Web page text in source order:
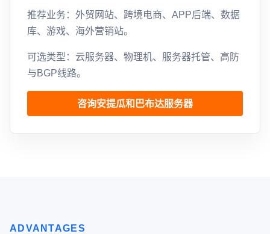
推荐业务：外贸网站、跨境电商、APP后端、数据
库、游戏、海外营销站。
可选类型：云服务器、物理机、服务器托管、高防
与BGP线路。
咨询安提瓜和巴布达服务器
ADVANTAGES